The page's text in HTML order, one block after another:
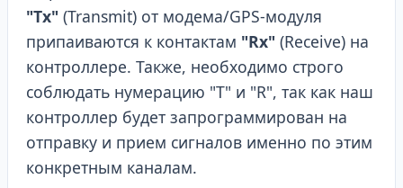
"Tx" (Transmit) от модема/GPS-модуля
припаиваются к контактам "Rx" (Receive) на
контроллере. Также, необходимо строго
соблюдать нумерацию "Т" и "R", так как наш
контроллер будет запрограммирован на
отправку и прием сигналов именно по этим
конкретным каналам.